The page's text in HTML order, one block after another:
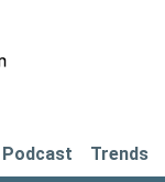
Podcast Trends